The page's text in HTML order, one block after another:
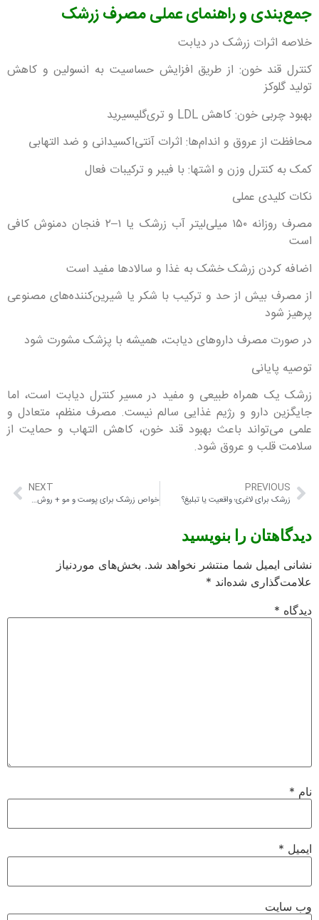
جمع‌بندی و راهنمای عملی مصرف زرشک
خلاصه اثرات زرشک در دیابت
کنترل قند خون: از طریق افزایش حساسیت به انسولین و کاهش
تولید گلوکز
بهبود چربی خون: کاهش LDL و تری‌گلیسیرید
محافظت از عروق و اندام‌ها: اثرات آنتی‌اکسیدانی و ضد التهابی
کمک به کنترل وزن و اشتها: با فیبر و ترکیبات فعال
نکات کلیدی عملی
مصرف روزانه ۱۵۰ میلی‌لیتر آب زرشک یا ۱–۲ فنجان دمنوش کافی
است
اضافه کردن زرشک خشک به غذا و سالادها مفید است
از مصرف بیش از حد و ترکیب با شکر یا شیرین‌کننده‌های مصنوعی
پرهیز شود
در صورت مصرف داروهای دیابت، همیشه با پزشک مشورت شود
توصیه پایانی
زرشک یک همراه طبیعی و مفید در مسیر کنترل دیابت است، اما
جایگزین دارو و رژیم غذایی سالم نیست. مصرف منظم، متعادل و
علمی می‌تواند باعث بهبود قند خون، کاهش التهاب و حمایت از
سلامت قلب و عروق شود.
PREVIOUS
زرشک برای لاغری؛ واقعیت یا تبلیغ؟
NEXT
خواص زرشک برای پوست و مو + روش‌های مصرف
دیدگاهتان را بنویسید
نشانی ایمیل شما منتشر نخواهد شد. بخش‌های موردنیاز
علامت‌گذاری شده‌اند *
دیدگاه *
نام *
ایمیل *
وب‌ سایت